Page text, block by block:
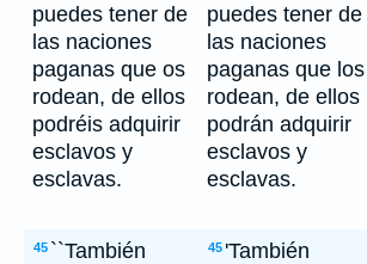
puedes tener de
las naciones
paganas que os
rodean, de ellos
podréis adquirir
esclavos y
esclavas.
puedes tener de
las naciones
paganas que los
rodean, de ellos
podrán adquirir
esclavos y
esclavas.
45 ``También
45 'También